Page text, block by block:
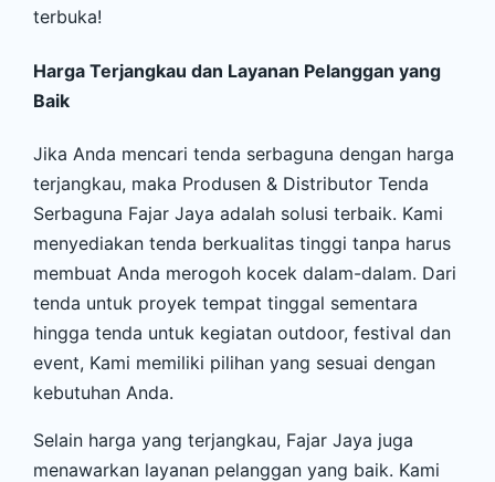
terbuka!
Harga Terjangkau dan Layanan Pelanggan yang
Baik
Jika Anda mencari tenda serbaguna dengan harga
terjangkau, maka Produsen & Distributor Tenda
Serbaguna Fajar Jaya adalah solusi terbaik. Kami
menyediakan tenda berkualitas tinggi tanpa harus
membuat Anda merogoh kocek dalam-dalam. Dari
tenda untuk proyek tempat tinggal sementara
hingga tenda untuk kegiatan outdoor, festival dan
event, Kami memiliki pilihan yang sesuai dengan
kebutuhan Anda.
Selain harga yang terjangkau, Fajar Jaya juga
menawarkan layanan pelanggan yang baik. Kami